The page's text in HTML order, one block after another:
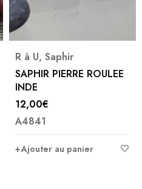
R à U, Saphir
SAPHIR PIERRE ROULEE
INDE
12,00€
A4841
Ajouter au panier